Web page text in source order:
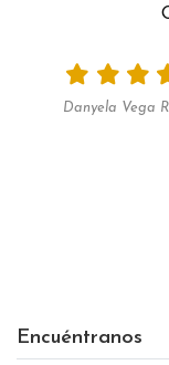
Danyela Vega
Encuéntranos